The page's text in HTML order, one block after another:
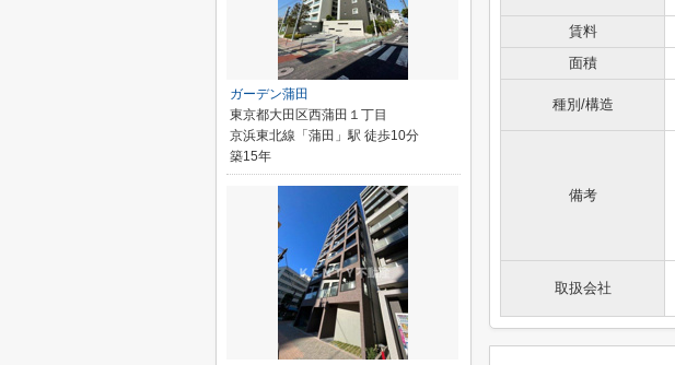
賃料
面積
種別/構造
備考
取扱会社
ガーデン蒲田
東京都大田区西蒲田１丁目
京浜東北線「蒲田」駅 徒歩10分
築15年